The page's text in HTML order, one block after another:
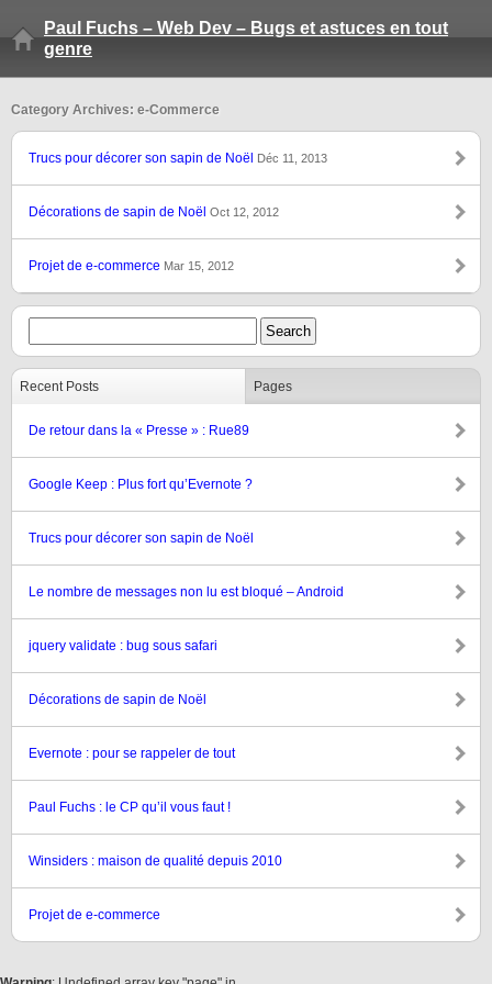
Paul Fuchs – Web Dev – Bugs et astuces en tout
genre
Category Archives: e-Commerce
Trucs pour décorer son sapin de Noël Déc 11, 2013
Décorations de sapin de Noël Oct 12, 2012
Projet de e-commerce Mar 15, 2012
Recent Posts Pages
De retour dans la « Presse » : Rue89
Google Keep : Plus fort qu’Evernote ?
Trucs pour décorer son sapin de Noël
Le nombre de messages non lu est bloqué – Android
jquery validate : bug sous safari
Décorations de sapin de Noël
Evernote : pour se rappeler de tout
Paul Fuchs : le CP qu’il vous faut !
Winsiders : maison de qualité depuis 2010
Projet de e-commerce